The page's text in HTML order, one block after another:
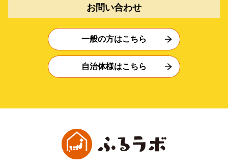
お問い合わせ
一般の方はこちら
自治体様はこちら